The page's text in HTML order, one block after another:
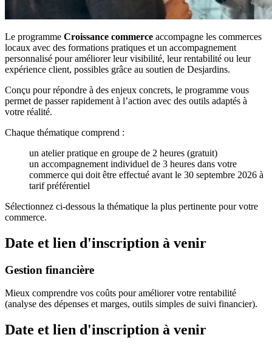
Le programme Croissance commerce accompagne les commerces
locaux avec des formations pratiques et un accompagnement
personnalisé pour améliorer leur visibilité, leur rentabilité ou leur
expérience client, possibles grâce au soutien de Desjardins.
Conçu pour répondre à des enjeux concrets, le programme vous
permet de passer rapidement à l’action avec des outils adaptés à
votre réalité.
Chaque thématique comprend :
un atelier pratique en groupe de 2 heures (gratuit)
un accompagnement individuel de 3 heures dans votre
commerce qui doit être effectué avant le 30 septembre 2026 à
tarif préférentiel
Sélectionnez ci-dessous la thématique la plus pertinente pour votre
commerce.
Date et lien d'inscription à venir
Gestion financière
Mieux comprendre vos coûts pour améliorer votre rentabilité
(analyse des dépenses et marges, outils simples de suivi financier).
Date et lien d'inscription à venir